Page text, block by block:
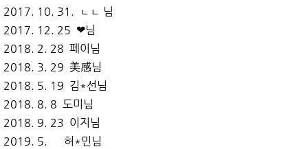
2017. 10. 31. ㄴㄴ 님
2017. 12. 25 ❤︎님
2018. 2. 28 페이님
2018. 3. 29 美感님
2018. 5. 19 김*선님
2018. 8. 8 도미님
2018. 9. 23 이지님
2019. 5. 허*민님